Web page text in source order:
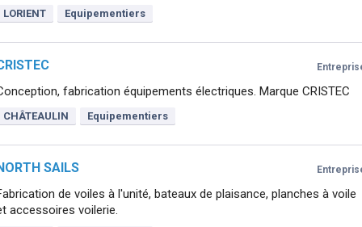
LORIENT Equipementiers
fabrication équipements électriques. Marque CRISTEC
CHÂTEAULIN Equipementiers
SAILS
de voiles à l'unité, bateaux de plaisance, planches à voile
accessoires voilerie.